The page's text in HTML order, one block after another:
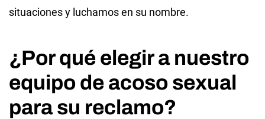
situaciones y luchamos en su nombre.
¿Por qué elegir a nuestro
equipo de acoso sexual
para su reclamo?